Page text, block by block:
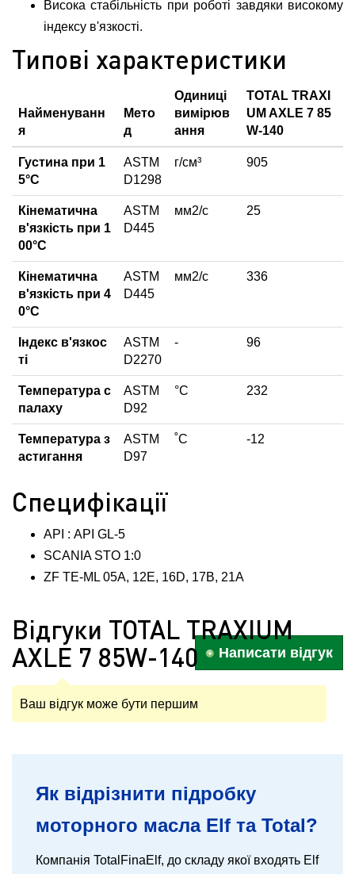
Висока стабільність при роботі завдяки високому
індексу в'язкості.
Типові характеристики
Найменуванн
я
Мето
д
Одиниці
вимірюв
ання
TOTAL TRAXI
UM AXLE 7 85
W-140
Густина при 1
5°С
ASTM
D1298
г/см³ 905
Кінематична
в'язкість при 1
00°С
ASTM
D445
мм2/с 25
Кінематична
в'язкість при 4
0°С
ASTM
D445
мм2/с 336
Індекс в'язкос
ті
ASTM
D2270
- 96
Температура с
палаху
ASTM
D92
°C 232
Температура з
астигання
ASTM
D97
˚С -12
Специфікації
API : API GL-5
SCANIA STO 1:0
ZF TE-ML 05A, 12E, 16D, 17B, 21A
Відгуки TOTAL TRAXIUM
AXLE 7 85W-140
Написати відгук
Ваш відгук може бути першим
Як відрізнити підробку
моторного масла Elf та Total?
Компанія TotalFinaElf, до складу якої входять Elf